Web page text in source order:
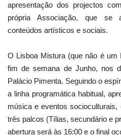
Lazer
apresentação dos projectos
própria Associação, que se
conteúdos artísticos e sociais.
O Lisboa Mistura (que não é um
fim de semana de Junho, nos
Palácio Pimenta. Seguindo o
a linha programática habitual,
música e eventos
três palcos (Tílias, secundário e
abertura será às 16:00 e o final